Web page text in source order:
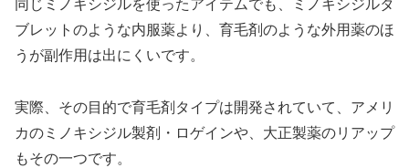
同じミノキシジルを使ったアイテムでも、ミノキシジルタ
ブレットのような内服薬より、育毛剤のような外用薬のほ
うが副作用は出にくいです。
実際、その目的で育毛剤タイプは開発されていて、アメリ
カのミノキシジル製剤・ロゲインや、大正製薬のリアップ
もその一つです。